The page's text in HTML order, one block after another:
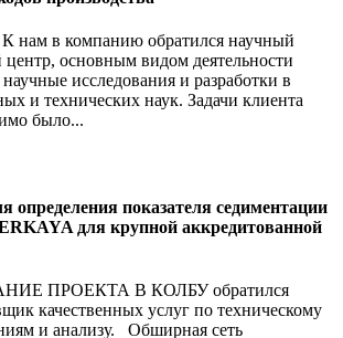
нам в компанию обратился научный
центр, основным видом деятельности
исследования и разработки в
и технических наук. Задачи клиента
было...
показателя седиментации
для крупной аккредитованной
ПРОЕКТА В КОЛБУ обратился
качественных услуг по техническому
и анализу. Обширная сеть